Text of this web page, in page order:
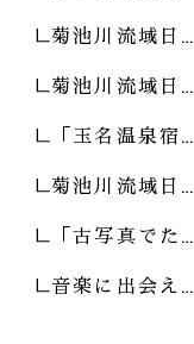
菊池川流域日…
菊池川流域日…
「玉名温泉宿…
菊池川流域日…
「古写真でた…
音楽に出会え…